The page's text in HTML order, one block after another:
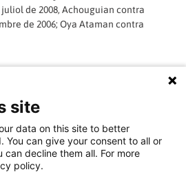
juliol de 2008, Achouguian contra
de 2006; Oya Ataman contra
site
data on this site to better
You can give your consent to all or
decline them all. For more
policy.